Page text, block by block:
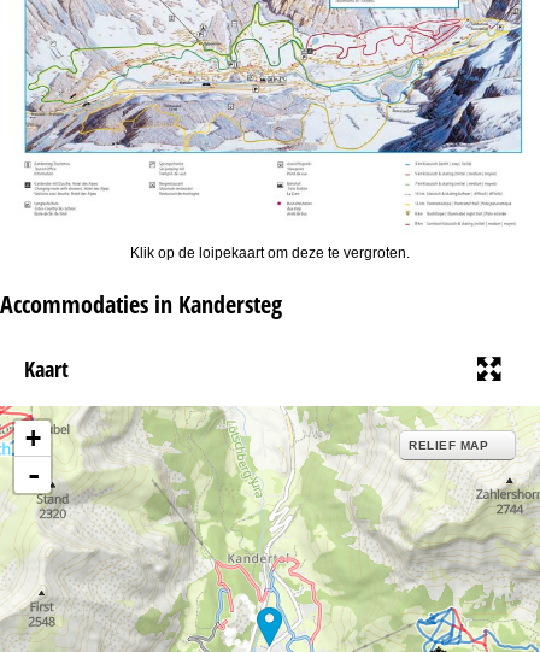
Klik op de loipekaart om deze te vergroten.
Accommodaties in Kandersteg
Kaart
+
-
RELIEF MAP